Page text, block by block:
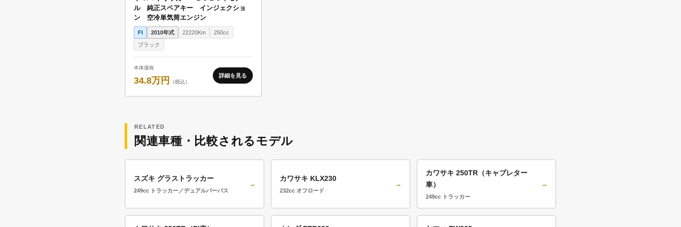
ル 純正スペアキー インジェクショ
ン 空冷単気筒エンジン
FI 2010年式 22220Km
250cc
ブラック
本体価格
34.8万円 （税込）
詳細を見る
RELATED
関連車種・比較されるモデル
スズキ グラストラッカー
249cc トラッカー／デュアルパーパス
→
カワサキ KLX230
232cc オフロード
→
カワサキ 250TR（キャブレター
車）
249cc トラッカー
→